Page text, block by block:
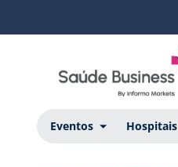
Eventos Hospitais